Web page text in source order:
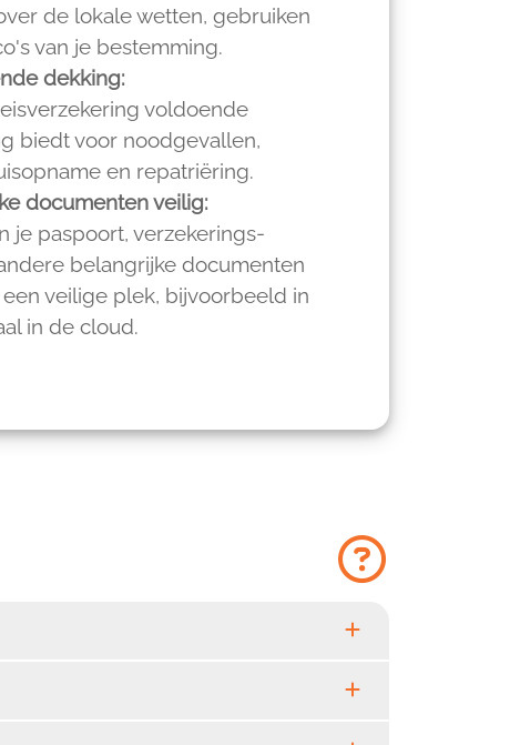
de lokale wetten, gebruiken
van je bestemming.
dekking:
voldoende
biedt voor noodgevallen,
en repatriëring.
documenten veilig:
je paspoort, verzekerings-
belangrijke documenten
veilige plek, bijvoorbeeld in
in de cloud.